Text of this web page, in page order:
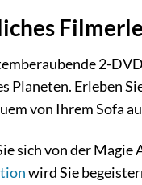
2-
Planeten. Erleben
von Ihrem Sofa
sich von der
wird Sie